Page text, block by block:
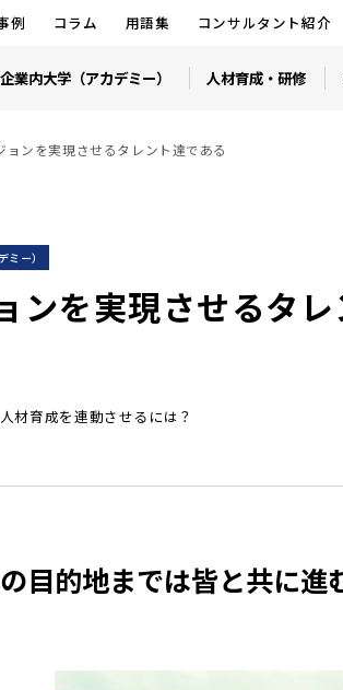
例 コラム 用語集 コンサルタント紹介
企業内大学（アカデミー） 人材育成・研修
ンを実現させるタレント達である
ー）
ンを実現させるタ
材育成を連動させるには？
目的地までは皆と共に進